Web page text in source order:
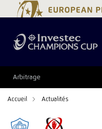
Arbitrage
Accueil Actualités
8